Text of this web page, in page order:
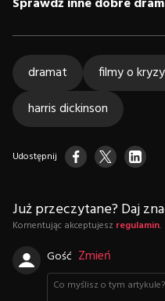
dramat
filmy o
harris dickinson
Udostępnij
Już przeczytane? Daj
Komentując akceptujesz regulamin.
Gość Zmień